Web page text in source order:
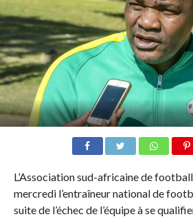
L’Association sud-africaine de
mercredi l’entraîneur national de
suite de l’échec de l’équipe à se